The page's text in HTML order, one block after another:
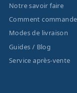
Notre savoir faire
Comment
Modes de livraison
Guides / Blog
Service après-vente